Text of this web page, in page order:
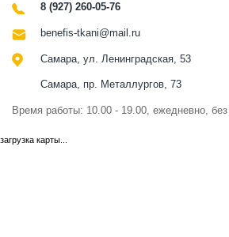
8 (927) 260-05-76
benefis-tkani@mail.ru
Самара, ул. Ленинградская, 53
Самара, пр. Металлургов, 73
Время работы: 10.00 - 19.00, ежедневно,
загрузка карты...